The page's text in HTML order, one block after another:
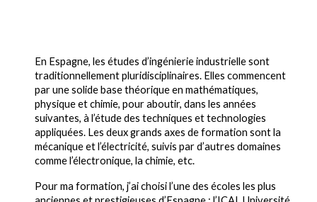
En Espagne, les études d’ingénierie industrielle sont
traditionnellement pluridisciplinaires. Elles commencent
par une solide base théorique en mathématiques,
physique et chimie, pour aboutir, dans les années
suivantes, à l’étude des techniques et technologies
appliquées. Les deux grands axes de formation sont la
mécanique et l’électricité, suivis par d’autres domaines
comme l’électronique, la chimie, etc.
Pour ma formation, j’ai choisi l’une des écoles les plus